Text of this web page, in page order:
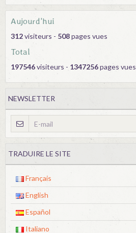
Aujourd'hui
312visiteurs - 508pages vues
Total
197546visiteurs - 1347256pages vues
NEWSLETTER
TRADUIRE LE SITE
Français
English
Español
Italiano